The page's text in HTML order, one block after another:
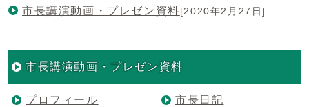
市長講演動画・プレゼン資料[2020年2月27日]
市長講演動画・プレゼン資料
プロフィール 市長日記